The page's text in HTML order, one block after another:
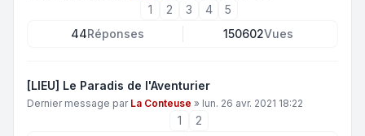
1 2 3 4
5
44Réponses 150602Vues
[LIEU] Le Paradis de l'Aventurier
Dernier message par La Conteuse » lun. 26 avr. 2021 18:22
1
2